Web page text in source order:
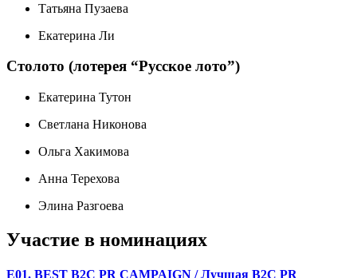
Татьяна Пузаева
Екатерина Ли
Столото (лотерея “Русское лото”)
Екатерина Тутон
Светлана Никонова
Ольга Хакимова
Анна Терехова
Элина Разгоева
Участие в номинациях
E01. BEST B2C PR CAMPAIGN / Лучшая B2C PR